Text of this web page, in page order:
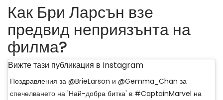
Как Бри Ларсън взе
предвид неприязънта на
филма?
Вижте тази публикация в Instagram
Поздравления за @BrieLarson и @Gemma_Chan за
спечелването на 'Най-добра битка' в #CaptainMarvel на